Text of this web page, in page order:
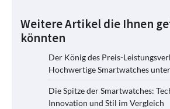
Weitere Artikel die Ihnen
könnten
Der König des Preis-
Hochwertige Smartwatches
Die Spitze der Smartwatches:
Innovation und Stil im Vergleich